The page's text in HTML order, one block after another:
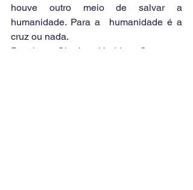
houve outro meio de salvar a
humanidade. Para a  humanidade é a
cruz ou nada.
Por isto, Charles Haddon Spurgeon